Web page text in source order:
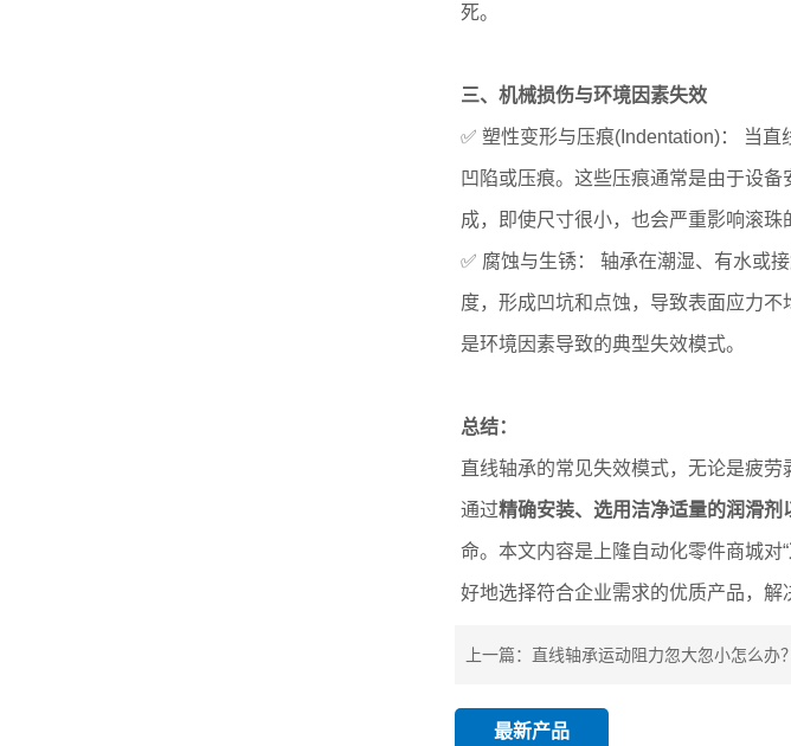
死。
三、机械损伤与环境因素失效
✅ 塑性变形与压痕(Indentation)： 当
凹陷或压痕。这些压痕通常是由于设
成，即使尺寸很小，也会严重影响滚珠
✅ 腐蚀与生锈： 轴承在潮湿、有水或
度，形成凹坑和点蚀，导致表面应力
是环境因素导致的典型失效模式。
总结：
直线轴承的常见失效模式，无论是疲
通过精确安装、选用洁净适量的润滑剂
命。本文内容是上隆自动化零件商城对“
好地选择符合企业需求的优质产品，解
上一篇： 直线轴承运动阻力忽大忽小怎么办？
最新产品